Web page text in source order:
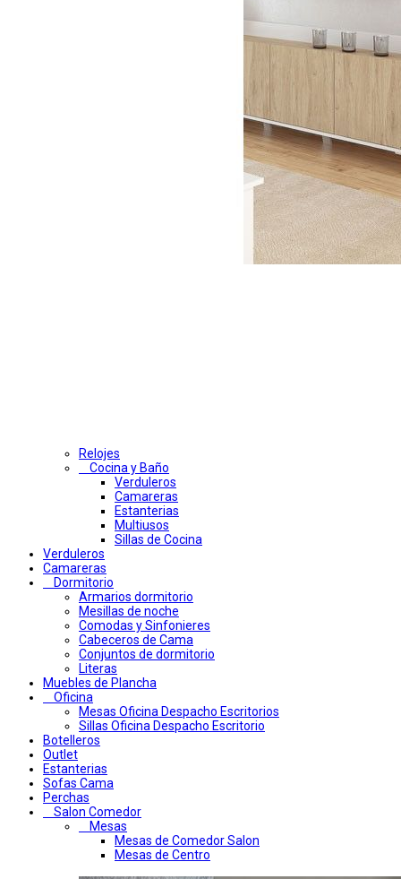
Relojes
Cocina y Baño
Verduleros
Camareras
Estanterias
Multiusos
Sillas de Cocina
Verduleros
Camareras
Dormitorio
Armarios dormitorio
Mesillas de noche
Comodas y Sinfonieres
Cabeceros de Cama
Conjuntos de dormitorio
Literas
Muebles de Plancha
Oficina
Mesas Oficina Despacho Escritorios
Sillas Oficina Despacho Escritorio
Botelleros
Outlet
Estanterias
Sofas Cama
Perchas
Salon Comedor
Mesas
Mesas de Comedor Salon
Mesas de Centro